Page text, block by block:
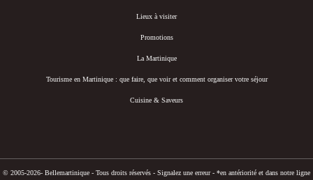
Lieux à visiter
Promotions
La Martinique
Tourisme en Martinique : que faire, que voir et comment organiser votre séjour
Cuisine & Saveurs
© 2005-2026- Bellemartinique - Tous droits réservés - Signalez une erreur - *en antériorité et dans notre ligne